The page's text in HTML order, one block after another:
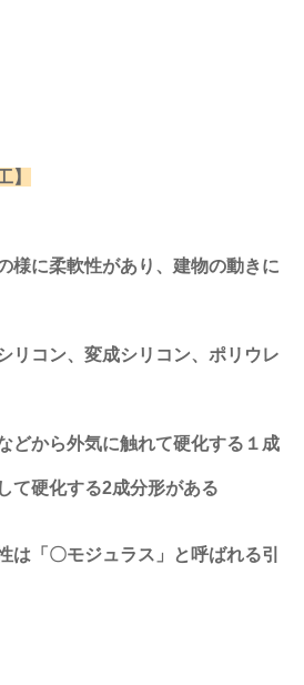
】
様に柔軟性があり、建物の動きに
リコン、変成シリコン、ポリウレ
どから外気に触れて硬化する１成
て硬化する2成分形がある
は「〇モジュラス」と呼ばれる引